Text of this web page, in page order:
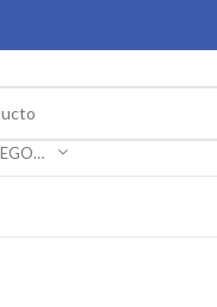
SELECCIONAR CATEGORÍA